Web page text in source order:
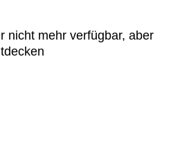
nicht mehr verfügbar, aber